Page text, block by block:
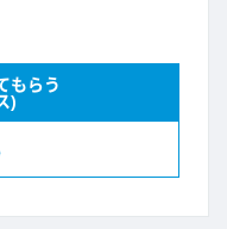
もらう
)